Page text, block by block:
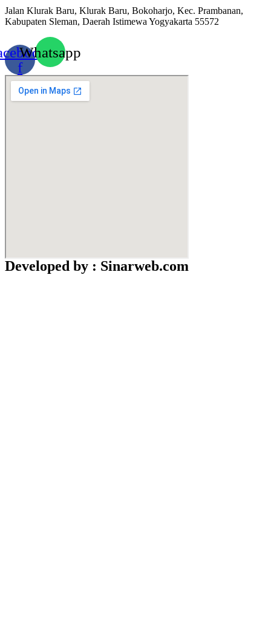
Jalan Klurak Baru, Klurak Baru, Bokoharjo, Kec. Prambanan,
Kabupaten Sleman, Daerah Istimewa Yogyakarta 55572
f
Whatsapp
Developed by : Sinarweb.com